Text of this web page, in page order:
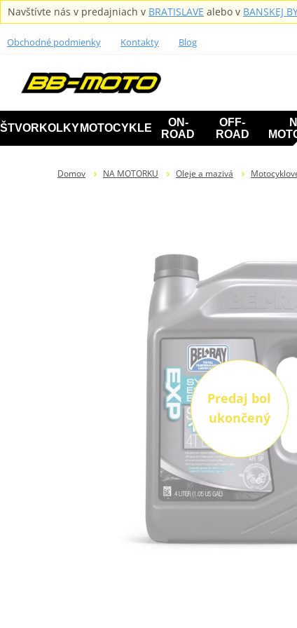
Navštívte nás v predajniach v BRATISLAVE alebo v BANSKEJ
Obchodné podmienky Kontakty Blog
ŠTVORKOLKY MOTOCYKLE
ON-
ROAD
OFF-
ROAD
Domov NA MOTORKU Oleje a mazivá
Predaj bol
ukončený